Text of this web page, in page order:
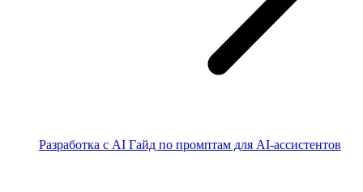
Разработка с AI Гайд по промптам для AI-ассистентов